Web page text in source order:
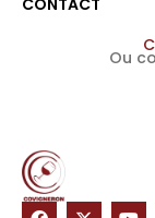
CONTACT
Ou